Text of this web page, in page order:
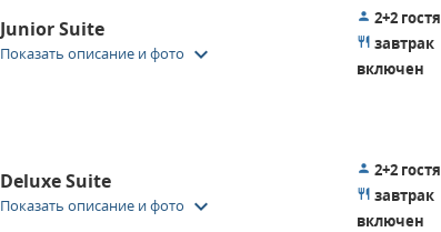
Junior Suite
Показать описание и фото keyboard_arrow_down
2+2 гостя
завтрак
включен
Deluxe Suite
Показать описание и фото keyboard_arrow_down
2+2 гостя
завтрак
включен